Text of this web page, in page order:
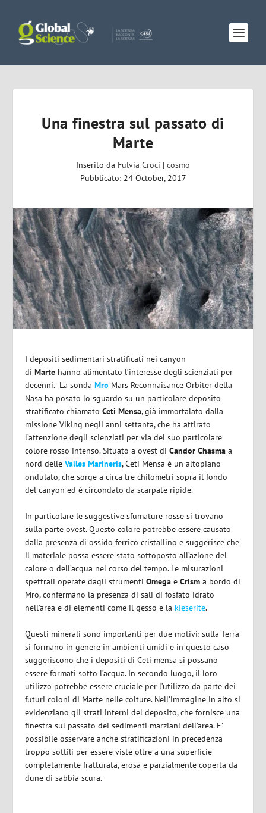
Una finestra sul passato di
Marte
Inserito da Fulvia Croci | cosmo
Pubblicato: 24 October, 2017
I depositi sedimentari stratificati nei canyon
diMarte hanno alimentato l’interesse degli scienziati per
decenni. La sondaMro Mars Reconnaisance Orbiter della
Nasa ha posato lo sguardo su un particolare deposito
stratificato chiamatoCeti Mensa, già immortalato dalla
missione Viking negli anni settanta, che ha attirato
l’attenzione degli scienziati per via del suo particolare
colore rosso intenso. Situato a ovest diCandor Chasma a
nord delleValles Marineris, Ceti Mensa è un altopiano
ondulato, che sorge a circa tre chilometri sopra il fondo
del canyon ed è circondato da scarpate ripide.
In particolare le suggestive sfumature rosse si trovano
sulla parte ovest. Questo colore potrebbe essere causato
dalla presenza di ossido ferrico cristallino e suggerisce che
il materiale possa essere stato sottoposto all’azione del
calore o dell’acqua nel corso del tempo. Le misurazioni
spettrali operate dagli strumentiOmega eCrism a bordo di
Mro, confermano la presenza di sali di fosfato idrato
nell’area e di elementi come il gesso e la kieserite.
Questi minerali sono importanti per due motivi: sulla Terra
si formano in genere in ambienti umidi e in questo caso
suggeriscono che i depositi di Ceti mensa si possano
essere formati sotto l’acqua. In secondo luogo, il loro
utilizzo potrebbe essere cruciale per l’utilizzo da parte dei
futuri coloni di Marte nelle colture. Nell’immagine in alto si
evidenziano gli strati interni del deposito, che fornisce una
finestra sul passato dei sedimenti marziani dell’area. E’
possibile osservare anche stratificazioni in precedenza
troppo sottili per essere viste oltre a una superficie
completamente fratturata, erosa e parzialmente coperta da
dune di sabbia scura.